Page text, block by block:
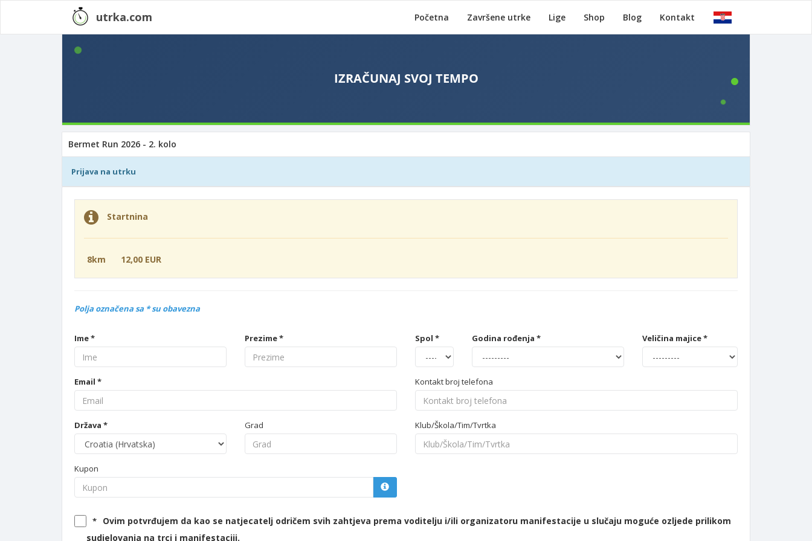
utrka.com Početna Završene utrke Lige Shop Blog Kontakt
Bermet Run 2026 - 2. kolo
Prijava na utrku
Startnina
8km 12,00 EUR
Polja označena sa * su obavezna
Ime * Prezime * Spol * Godina rođenja * Veličina majice *
Email * Kontakt broj telefona
Država * Grad Klub/Škola/Tim/Tvrtka
Kupon
*
Ovim potvrđujem da kao se natjecatelj odričem svih zahtjeva prema voditelju i/ili organizatoru manifestacije u slučaju moguće ozljede prilikom
sudjelovanja na trci i manifestaciji.